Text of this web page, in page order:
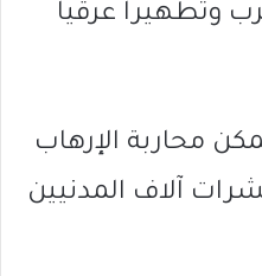
وتطهيرا عرقيا
محاربة الإرهاب
آلاف المدنيين